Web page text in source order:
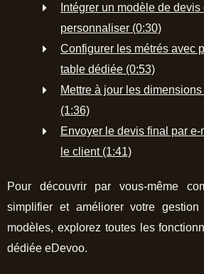
Intégrer un modèle de
personnaliser (0:30)
Configurer les métrés avec
table dédiée (0:53)
Mettre à jour les
(1:36)
Envoyer le devis final par
le client (1:41)
Pour découvrir par vous-même
simplifier et améliorer votre
modèles, explorez toutes les
dédiée eDevoo.